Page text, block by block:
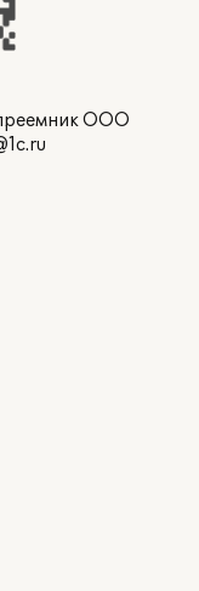
ООО